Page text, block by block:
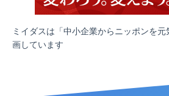
ミイダスは「中小企業からニッポンを
画しています